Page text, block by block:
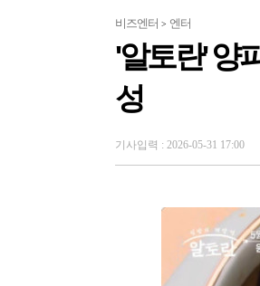
비즈엔터 > 엔터
'알토란' 양
성
기사입력 : 2026-05-31 17:00